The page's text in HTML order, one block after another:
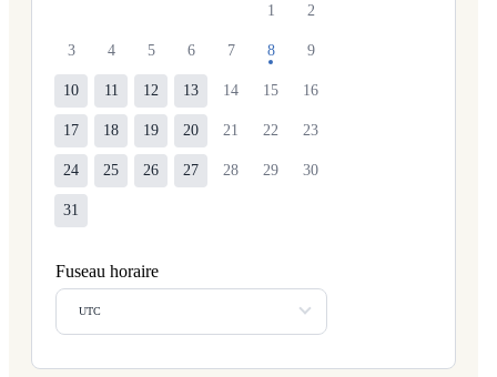
1 2
3 4 5 6 7 8 9
10 11 12 13 14 15 16
17 18 19 20 21 22 23
24 25 26 27 28 29 30
31
Fuseau horaire
UTC